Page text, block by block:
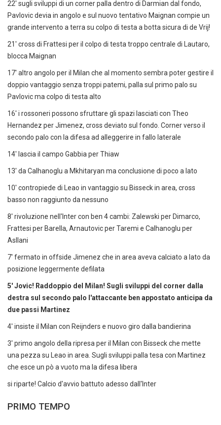
22' sugli sviluppi di un corner palla dentro di Darmian dal fondo,
Pavlovic devia in angolo e sul nuovo tentativo Maignan compie un
grande intervento a terra su colpo di testa a botta sicura di de Vrij!
21' cross di Frattesi per il colpo di testa troppo centrale di Lautaro,
blocca Maignan
17' altro angolo per il Milan che al momento sembra poter gestire il
doppio vantaggio senza troppi patemi, palla sul primo palo su
Pavlovic ma colpo di testa alto
16' i rossoneri possono sfruttare gli spazi lasciati con Theo
Hernandez per Jimenez, cross deviato sul fondo. Corner verso il
secondo palo con la difesa ad alleggerire in fallo laterale
14' lascia il campo Gabbia per Thiaw
13' da Calhanoglu a Mkhitaryan ma conclusione di poco a lato
10' contropiede di Leao in vantaggio su Bisseck in area, cross
basso non raggiunto da nessuno
8' rivoluzione nell'Inter con ben 4 cambi: Zalewski per Dimarco,
Frattesi per Barella, Arnautovic per Taremi e Calhanoglu per
Asllani
7' fermato in offside Jimenez che in area aveva calciato a lato da
posizione leggermente defilata
5' Jovic! Raddoppio del Milan! Sugli sviluppi del corner dalla
destra sul secondo palo l'attaccante ben appostato anticipa da
due passi Martinez
4' insiste il Milan con Reijnders e nuovo giro dalla bandierina
3' primo angolo della ripresa per il Milan con Bisseck che mette
una pezza su Leao in area. Sugli sviluppi palla tesa con Martinez
che esce un pò a vuoto ma la difesa libera
si riparte! Calcio d'avvio battuto adesso dall'Inter
PRIMO TEMPO